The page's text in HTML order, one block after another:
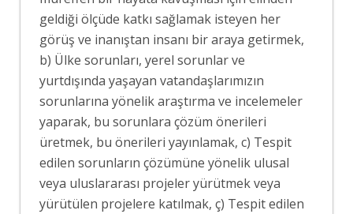
geldiği ölçüde katkı sağlamak isteyen her
görüş ve inanıştan insanı bir araya getirmek,
b) Ülke sorunları, yerel sorunlar ve
yurtdışında yaşayan vatandaşlarımızın
sorunlarına yönelik araştırma ve incelemeler
yaparak, bu sorunlara çözüm önerileri
üretmek, bu önerileri yayınlamak, c) Tespit
edilen sorunların çözümüne yönelik ulusal
veya uluslararası projeler yürütmek veya
yürütülen projelere katılmak, ç) Tespit edilen